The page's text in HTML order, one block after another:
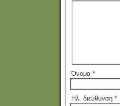
Όνομα *
Ηλ. διεύθυνση *